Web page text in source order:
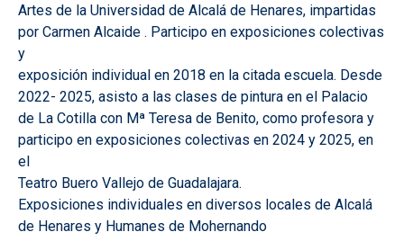
Artes de la Universidad de Alcalá de Henares, impartidas
por Carmen Alcaide . Participo en exposiciones colectivas
y
exposición individual en 2018 en la citada escuela. Desde
2022- 2025, asisto a las clases de pintura en el Palacio
de La Cotilla con Mª Teresa de Benito, como profesora y
participo en exposiciones colectivas en 2024 y 2025, en
el
Teatro Buero Vallejo de Guadalajara.
Exposiciones individuales en diversos locales de Alcalá
de Henares y Humanes de Mohernando